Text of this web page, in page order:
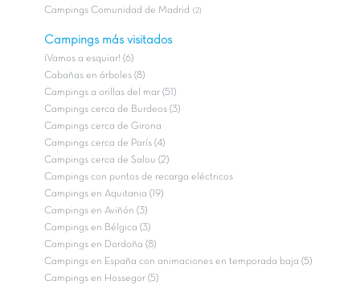
Campings Comunidad de Madrid (2)
Campings más visitados
¡Vamos a esquiar! (6)
Cabañas en árboles (8)
Campings a orillas del mar (51)
Campings cerca de Burdeos (3)
Campings cerca de Girona
Campings cerca de París (4)
Campings cerca de Salou (2)
Campings con puntos de recarga eléctricos
Campings en Aquitania (19)
Campings en Aviñón (3)
Campings en Bélgica (3)
Campings en Dordoña (8)
Campings en España con animaciones en temporada baja (5)
Campings en Hossegor (5)